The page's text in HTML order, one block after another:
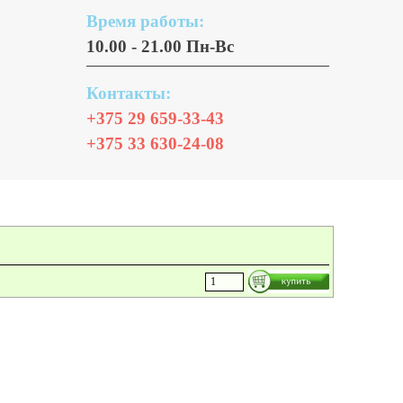
Время работы:
10.00 - 21.00 Пн-Вс
Контакты:
+375 29 659-33-43
+375 33 630-24-08